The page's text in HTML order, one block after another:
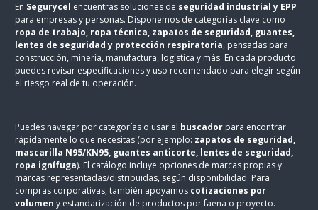
En Segurycel encuentras soluciones de seguridad industrial y EPP
para empresas y personas. Disponemos de categorías clave como
ropa de trabajo, ropa técnica, zapatos de seguridad, guantes,
lentes de seguridad y protección respiratoria, pensadas para
construcción, minería, manufactura, logística y más. En cada producto
puedes revisar especificaciones y uso recomendado para elegir según
el riesgo real de tu operación.
Puedes navegar por categorías o usar el buscador para encontrar
rápidamente lo que necesitas (por ejemplo: zapatos de seguridad,
mascarilla N95/KN95, guantes anticorte, lentes de seguridad,
ropa ignífuga). El catálogo incluye opciones de marcas propias y
marcas representadas/distribuidas, según disponibilidad. Para
compras corporativas, también apoyamos cotizaciones por
volumen y estandarización de productos por faena o proyecto.